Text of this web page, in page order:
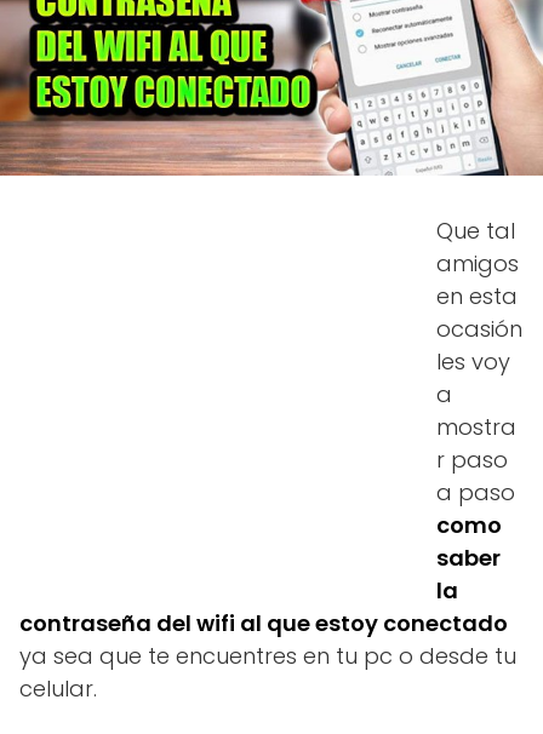
Que tal
amigos
en esta
ocasión
les voy
a
mostra
r paso
a paso
como
saber
la
contraseña del wifi al que estoy conectado
ya sea que te encuentres en tu pc o desde tu
celular.